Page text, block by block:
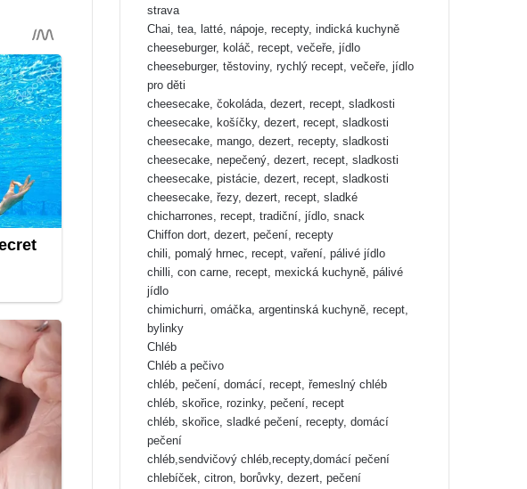
strava
Chai, tea, latté, nápoje, recepty, indická kuchyně
cheeseburger, koláč, recept, večeře, jídlo
cheeseburger, těstoviny, rychlý recept, večeře, jídlo
pro děti
cheesecake, čokoláda, dezert, recept, sladkosti
cheesecake, košíčky, dezert, recept, sladkosti
cheesecake, mango, dezert, recepty, sladkosti
cheesecake, nepečený, dezert, recept, sladkosti
cheesecake, pistácie, dezert, recept, sladkosti
cheesecake, řezy, dezert, recept, sladké
chicharrones, recept, tradiční, jídlo, snack
Chiffon dort, dezert, pečení, recepty
chili, pomalý hrnec, recept, vaření, pálivé jídlo
chilli, con carne, recept, mexická kuchyně, pálivé
jídlo
chimichurri, omáčka, argentinská kuchyně, recept,
bylinky
Chléb
Chléb a pečivo
chléb, pečení, domácí, recept, řemeslný chléb
chléb, skořice, rozinky, pečení, recept
chléb, skořice, sladké pečení, recepty, domácí
pečení
chléb,sendvičový chléb,recepty,domácí pečení
chlebíček, citron, borůvky, dezert, pečení